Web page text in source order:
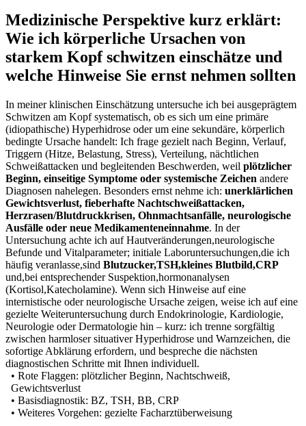
Medizinische Perspektive⁢ kurz erklärt:
Wie⁢ ich körperliche Ursachen von
starkem Kopf schwitzen einschätze und
welche Hinweise Sie ernst nehmen sollten
In meiner klinischen Einschätzung untersuche ich bei ausgeprägtem
⁢Schwitzen am Kopf systematisch, ob es sich um eine primäre
(idiopathische) Hyperhidrose oder um eine sekundäre, körperlich
bedingte Ursache handelt: Ich frage gezielt nach Beginn, Verlauf,
Triggern (Hitze, Belastung, Stress), Verteilung, nächtlichen
Schweißattacken und begleitenden Beschwerden, weil⁤ plötzlicher
Beginn, einseitige Symptome oder systemische Zeichen andere
Diagnosen nahelegen. Besonders ernst nehme ich: unerklärlichen
Gewichtsverlust,‌ fieberhafte‌ Nachtschweißattacken,
Herzrasen/Blutdruckkrisen, Ohnmachtsanfälle, neurologische
Ausfälle oder neue Medikamenteneinnahme. In der
Untersuchung achte ich auf Hautveränderungen,neurologische
Befunde und Vitalparameter; initiale Laboruntersuchungen,die ich
häufig‌ veranlasse,sind Blutzucker,TSH,kleines Blutbild,CRP
⁢und,bei entsprechender Suspektion,hormonanalysen
(Kortisol,Katecholamine). Wenn sich Hinweise auf ⁣eine
internistische oder ‍neurologische Ursache zeigen, weise ich auf eine
gezielte Weiteruntersuchung durch Endokrinologie, Kardiologie,⁤
Neurologie oder Dermatologie hin⁤ – kurz: ich ⁢trenne ‌sorgfältig
zwischen harmloser situativer Hyperhidrose und Warnzeichen, die
sofortige Abklärung erfordern, und bespreche die nächsten
diagnostischen‌ Schritte ⁤mit Ihnen individuell.
• ​Rote ‌Flaggen: ⁣plötzlicher Beginn, ⁢Nachtschweiß,
Gewichtsverlust
• Basisdiagnostik:‍ BZ, TSH, BB, CRP
• ​Weiteres⁢ Vorgehen: gezielte Facharztüberweisung